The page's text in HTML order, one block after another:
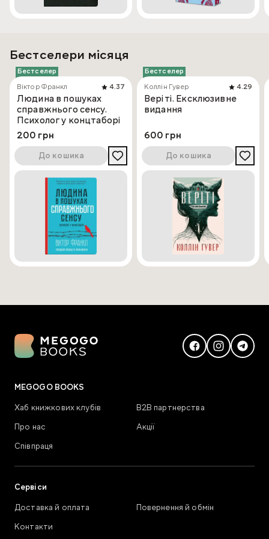
Бестселери місяця
Бестселер
Віктор Франкл
4.37
Людина в пошуках
справжнього сенсу.
Психолог у концтаборі
200 грн
До кошика
Бестселер
Коллін Гувер
4.29
Веріті. Ексклюзивне
видання
600 грн
До кошика
MEGOGO BOOKS
Хаб книжкових клубів
В2В партнерства
Про нас
Акції
Співпраця
Сервіси
Доставка й оплата
Повернення й обмін
Контакти